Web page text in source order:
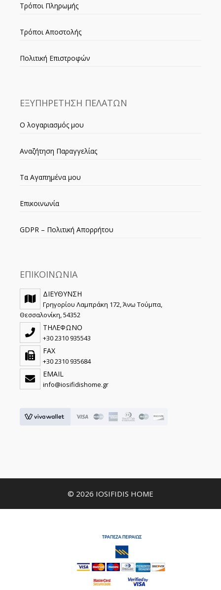
Τρόποι Πληρωμής
Τρόποι Αποστολής
Πολιτική Επιστροφών
ΕΞΥΠΗΡΕΤΗΣΗ ΠΕΛΑΤΩΝ
Ο λογαριασμός μου
Αναζήτηση Παραγγελίας
Τα Αγαπημένα μου
Επικοινωνία
GDPR – Πολιτική Απορρήτου
ΕΠΙΚΟΙΝΩΝΙΑ
ΔΙΕΥΘΥΝΣΗ
Γρηγορίου Λαμπράκη 172, Άνω Τούμπα,
Θεσσαλονίκη, 54352
ΤΗΛΕΦΩΝΟ
+30 2310 935543
FAX
+30 2310 935684
EMAIL
info@iosifidishome.gr
© 2026 IOSIFIDIS HOME